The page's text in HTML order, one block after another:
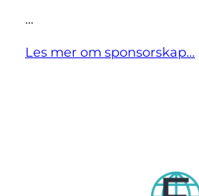
…
Les mer om sponsorskap…